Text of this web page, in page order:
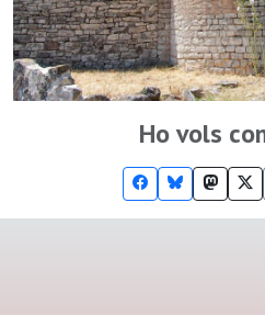
Ho vols